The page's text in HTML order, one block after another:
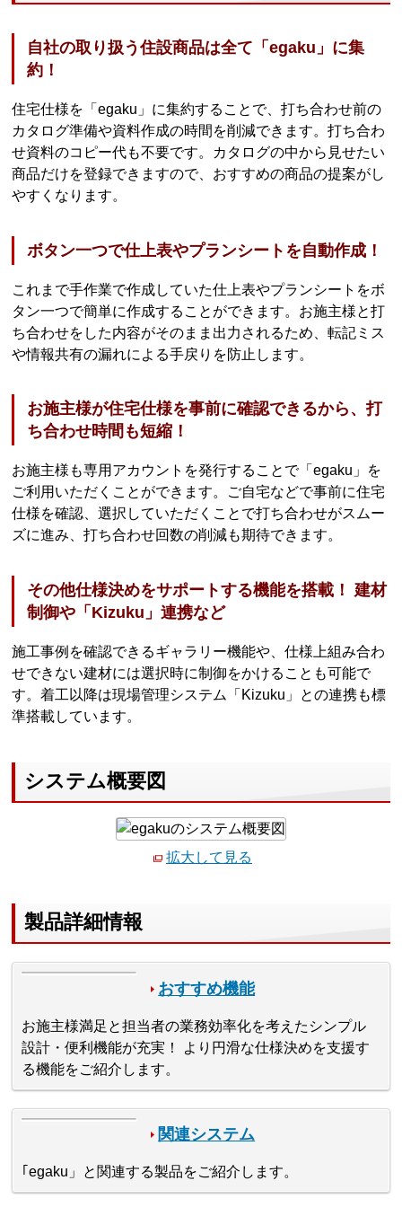
自社の取り扱う住設商品は全て「egaku」に集
約！
住宅仕様を「egaku」に集約することで、打ち合わせ前の
カタログ準備や資料作成の時間を削減できます。打ち合わ
せ資料のコピー代も不要です。カタログの中から見せたい
商品だけを登録できますので、おすすめの商品の提案がし
やすくなります。
ボタン一つで仕上表やプランシートを自動作成！
これまで手作業で作成していた仕上表やプランシートをボ
タン一つで簡単に作成することができます。お施主様と打
ち合わせをした内容がそのまま出力されるため、転記ミス
や情報共有の漏れによる手戻りを防止します。
お施主様が住宅仕様を事前に確認できるから、打
ち合わせ時間も短縮！
お施主様も専用アカウントを発行することで「egaku」を
ご利用いただくことができます。ご自宅などで事前に住宅
仕様を確認、選択していただくことで打ち合わせがスムー
ズに進み、打ち合わせ回数の削減も期待できます。
その他仕様決めをサポートする機能を搭載！ 建材
制御や「Kizuku」連携など
施工事例を確認できるギャラリー機能や、仕様上組み合わ
せできない建材には選択時に制御をかけることも可能で
す。着工以降は現場管理システム「Kizuku」との連携も標
準搭載しています。
システム概要図
拡大して見る
製品詳細情報
おすすめ機能
お施主様満足と担当者の業務効率化を考えたシンプル
設計・便利機能が充実！ より円滑な仕様決めを支援す
る機能をご紹介します。
関連システム
｢egaku」と関連する製品をご紹介します。